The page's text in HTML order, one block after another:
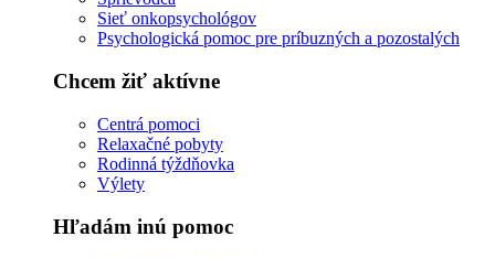
Sieť onkopsychológov
Psychologická pomoc pre príbuzných a pozostalých
Chcem žiť aktívne
Centrá pomoci
Relaxačné pobyty
Rodinná týždňovka
Výlety
Hľadám inú pomoc